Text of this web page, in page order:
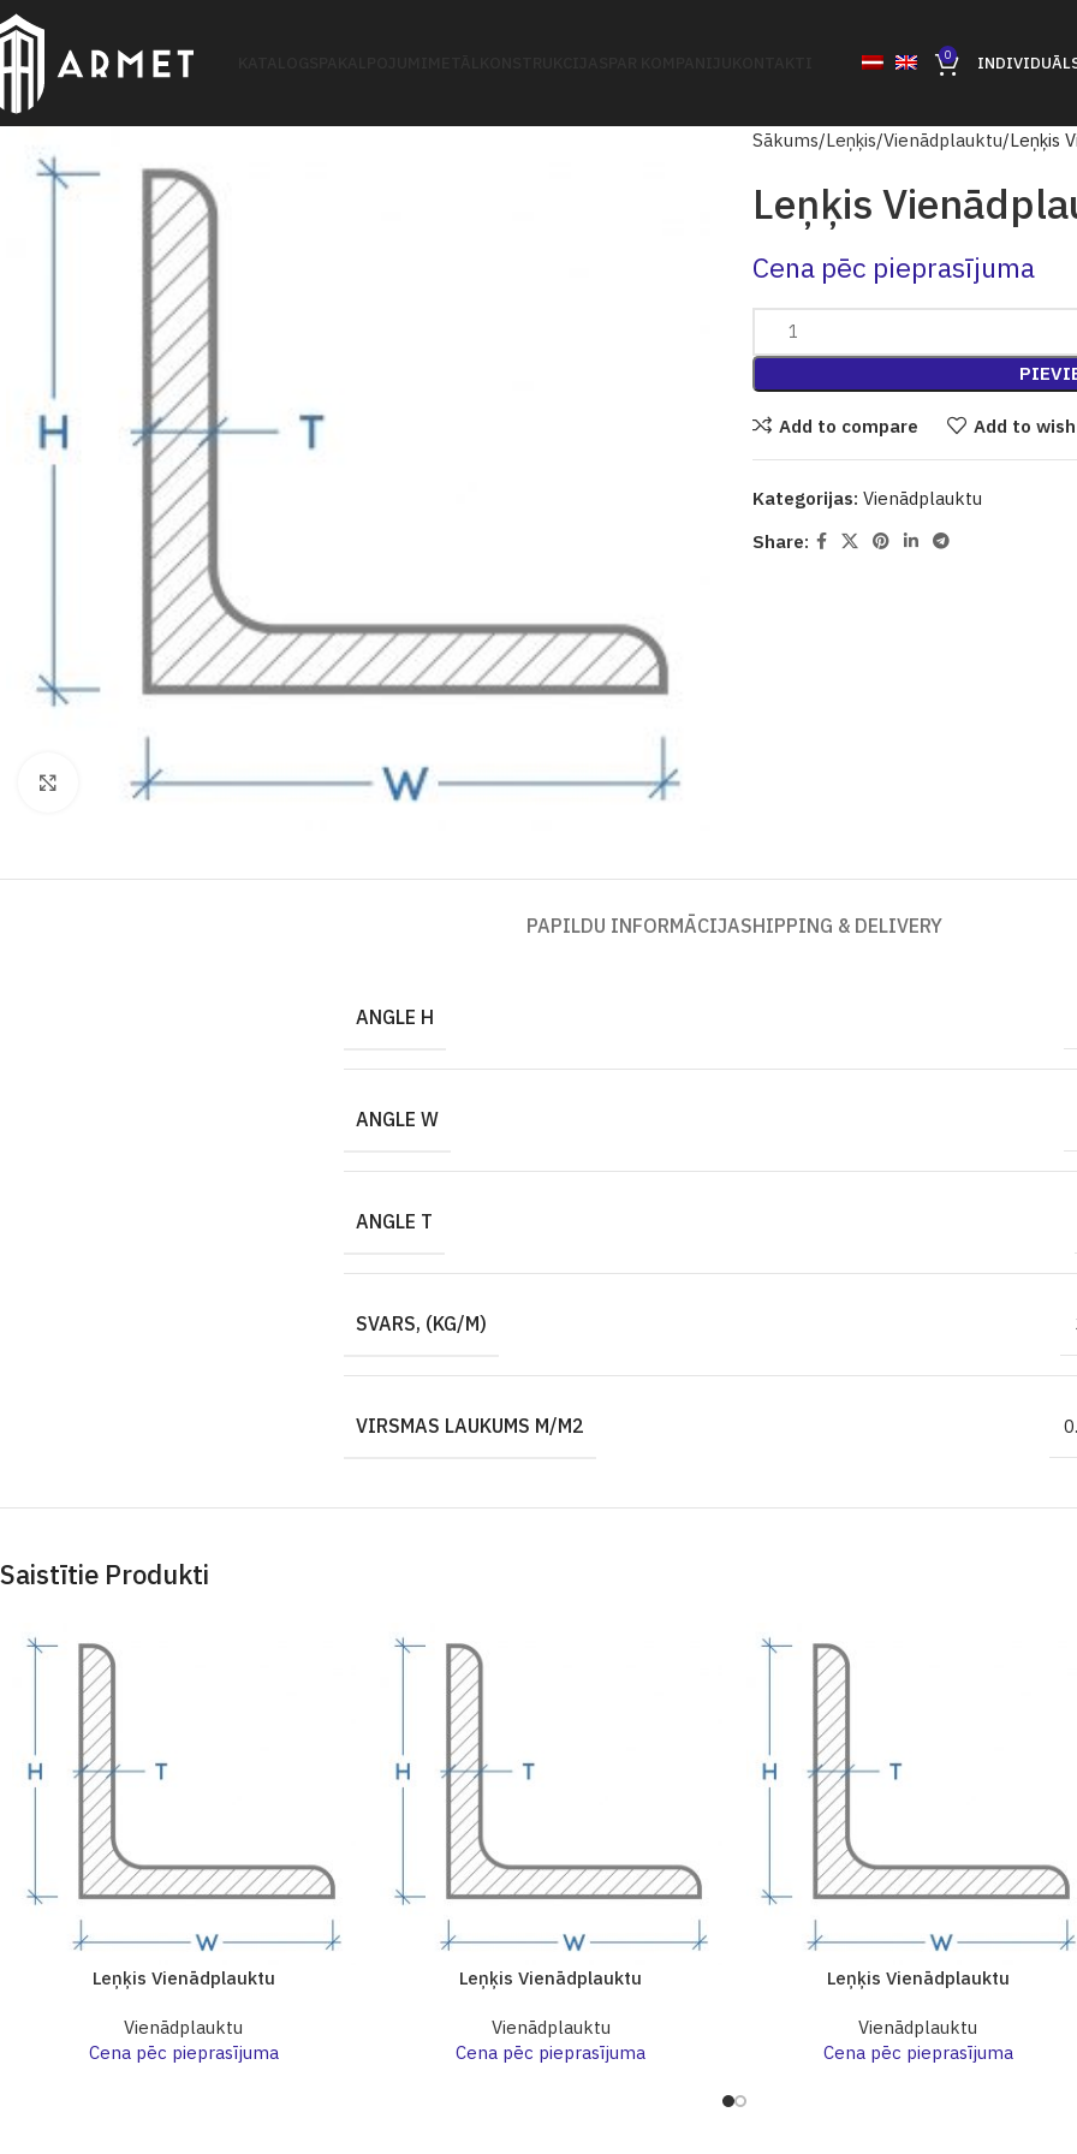
0
Click to enlarge
Sākums Leņķis Vienādplauktu Leņķis
Leņķis
Cena pēc pieprasījuma
Add to compare Add to
Kategorijas: Vienādplauktu
Share:
PAPILDU INFORMĀCIJASHIPPING & DELIVERY
ANGLE H
ANGLE W
ANGLE T
SVARS, (KG/M)
VIRSMAS LAUKUMS M/M2
Saistītie Produkti
Leņķis Vienādplauktu
Vienādplauktu
Cena pēc pieprasījuma
Leņķis Vienādplauktu
Vienādplauktu
Cena pēc pieprasījuma
Leņķis Vienādplauktu
Vienādplauktu
Cena pēc pieprasījuma